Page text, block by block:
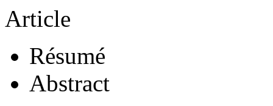
Article
Résumé
Abstract